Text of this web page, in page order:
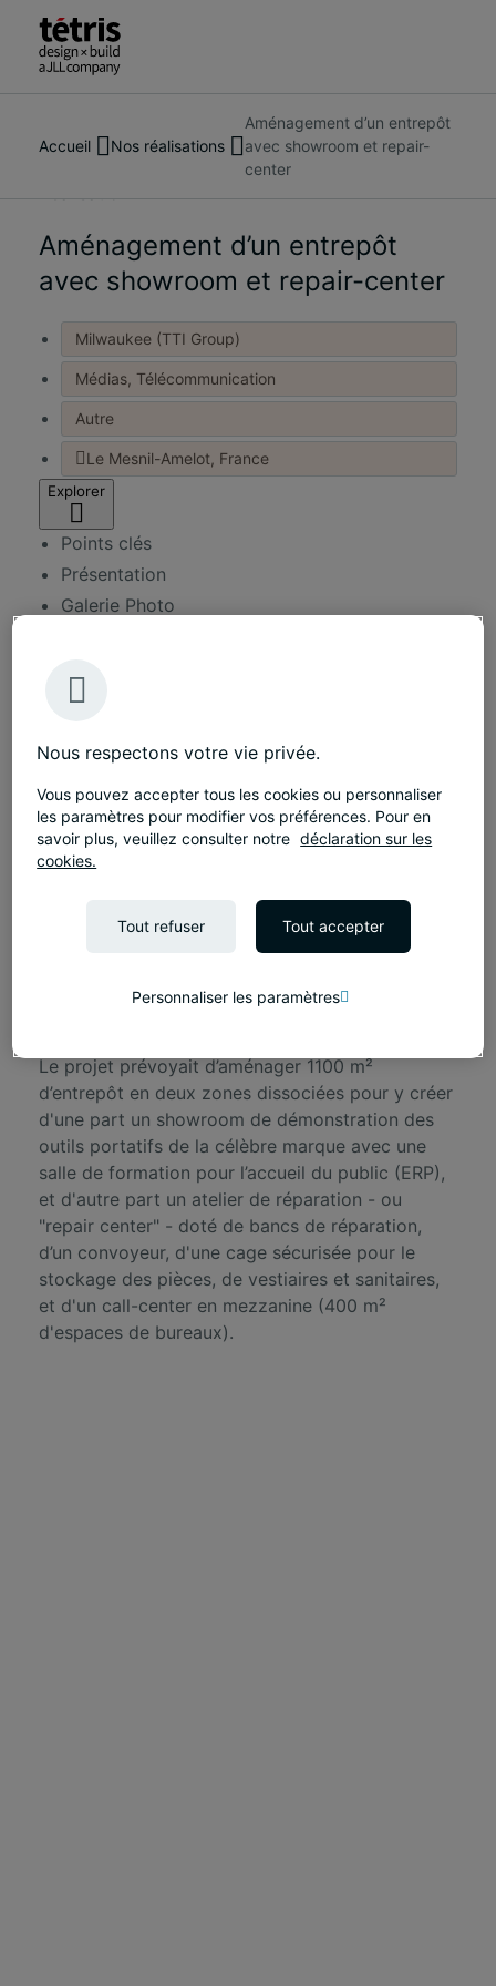
À propos de nous
Services
Nous contacter
Accueil Nos réalisations
Aménagement d’un entrepôt
avec showroom et repair-
center
Rechercher
des
lieux,
actualités
des
informations
Réalisation
Aménagement d’un entrepôt
avec showroom et repair-center
Milwaukee (TTI Group)
Médias, Télécommunication
Autre
Le Mesnil-Amelot, France
Explorer
Points clés
Présentation
Galerie Photo
4 mois
Conseil en aménagement
Conception d'espaces
Présentation
Milwaukee (TTI Group) a confié à Tétris la
conception et la réalisation de son entrepôt au
Le projet prévoyait d’aménager 1100 m²
d’entrepôt en deux zones dissociées pour y créer
d'une part un showroom de démonstration des
outils portatifs de la célèbre marque avec une
salle de formation pour l’accueil du public (ERP),
et d'autre part un atelier de réparation - ou
"repair center" - doté de bancs de réparation,
d’un convoyeur, d'une cage sécurisée pour le
stockage des pièces, de vestiaires et sanitaires,
et d'un call-center en mezzanine (400 m²
d'espaces de bureaux).
Nous respectons votre vie privée.
Vous pouvez accepter tous les cookies ou personnaliser
les paramètres pour modifier vos préférences. Pour en
savoir plus, veuillez consulter notre déclaration sur les
cookies.
Tout refuser Tout accepter
Personnaliser les paramètres